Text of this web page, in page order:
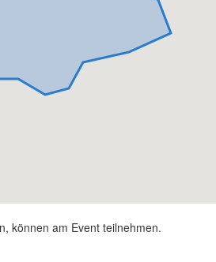
können am Event teilnehmen.